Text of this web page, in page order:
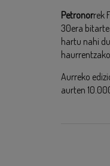
Petronorrek
30era
hartu nahi
Aurreko
aurten